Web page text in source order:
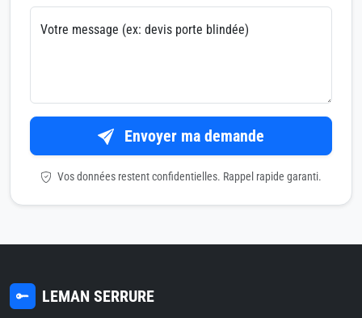
Votre message (ex: devis porte blindée)
Envoyer ma demande
Vos données restent confidentielles. Rappel rapide garanti.
LEMAN SERRURE